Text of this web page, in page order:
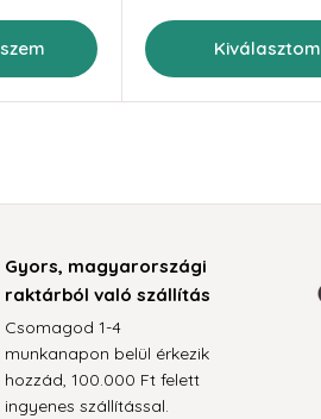
Kiválasztom
Gyors, magyarországi
raktárból való szállítás
Csomagod 1-4
munkanapon belül érkezik
hozzád, 100.000 Ft felett
ingyenes szállítással.